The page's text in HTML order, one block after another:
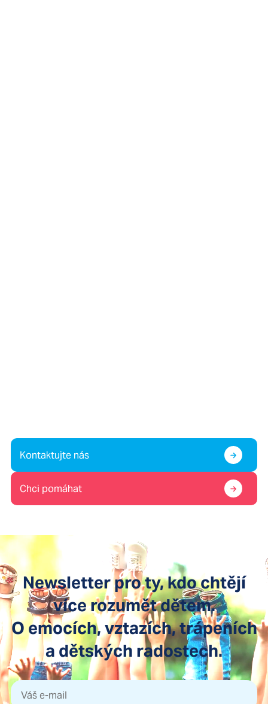
Kontaktujte nás
Chci pomáhat
Newsletter pro ty, kdo chtějí
více rozumět dětem.
O emocích, vztazích, trápeních
a dětských radostech.